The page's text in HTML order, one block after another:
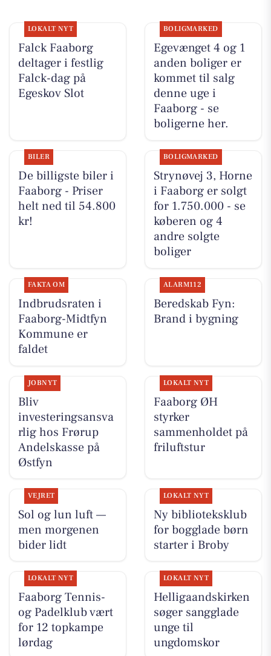
LOKALT NYT
Falck Faaborg
deltager i festlig
Falck-dag på
Egeskov Slot
BOLIGMARKED
Egevænget 4 og 1
anden boliger er
kommet til salg
denne uge i
Faaborg - se
boligerne her.
BILER
De billigste biler i
Faaborg - Priser
helt ned til 54.800
kr!
BOLIGMARKED
Strynøvej 3, Horne
i Faaborg er solgt
for 1.750.000 - se
køberen og 4
andre solgte
boliger
FAKTA OM
Indbrudsraten i
Faaborg-Midtfyn
Kommune er
faldet
ALARM112
Beredskab Fyn:
Brand i bygning
JOBNYT
Bliv
investeringsansva
rlig hos Frørup
Andelskasse på
Østfyn
LOKALT NYT
Faaborg ØH
styrker
sammenholdet på
friluftstur
VEJRET
Sol og lun luft —
men morgenen
bider lidt
LOKALT NYT
Ny biblioteksklub
for bogglade børn
starter i Broby
LOKALT NYT
Faaborg Tennis-
og Padelklub vært
for 12 topkampe
lørdag
LOKALT NYT
Helligaandskirken
søger sangglade
unge til
ungdomskor